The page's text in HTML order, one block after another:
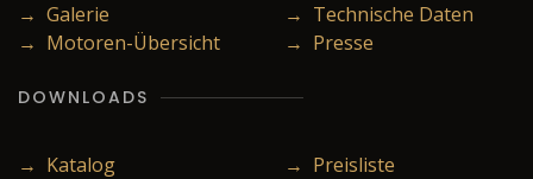
→ Galerie
→ Technische Daten
→ Motoren-Übersicht
→ Presse
DOWNLOADS
→ Katalog → Preisliste